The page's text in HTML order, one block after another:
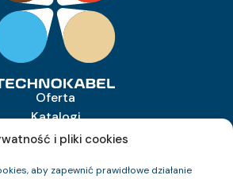
i pliki cookies
aby zapewnić prawidłowe działanie
Oferta
Katalogi
O firmie
Kariera